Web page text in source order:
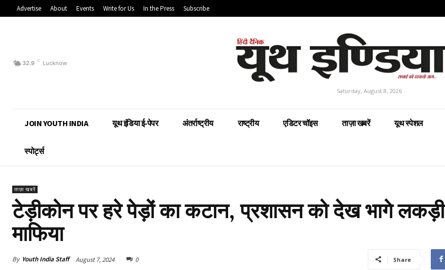
Advertise About Events Write for Us In the Press Subscribe
32.9 C Lucknow
Saturday, August 8, 2026
JOIN YOUTH INDIA यूथ इंडिया ई-पेपर अंतर्राष्ट्रीय राष्ट्रीय एडिटर चॉइस ताज़ा खबरें यूथ स्पेशल
स्पोर्ट्स
ताज़ा खबरें
टेड़ीकोन पर हरे पेड़ों का कटान, प्रशासन को देख भागे लकड़ी
माफिया
By Youth India Staff August 7, 2024 0 Share